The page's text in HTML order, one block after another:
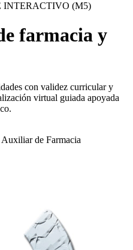
INTERACTIVO (M5)
farmacia y
con validez curricular y
virtual guiada apoyada
.
de Farmacia